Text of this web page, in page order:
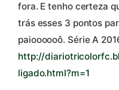
fora. E tenho certeza
trás esses 3 pontos
paioooooô. Série A
http://
ligado.html?m=1